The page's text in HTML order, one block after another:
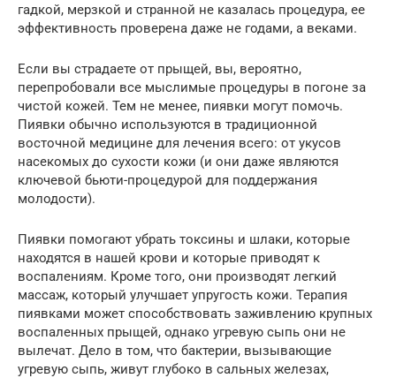
гадкой, мерзкой и странной не казалась процедура, ее
эффективность проверена даже не годами, а веками.
Если вы страдаете от прыщей, вы, вероятно,
перепробовали все мыслимые процедуры в погоне за
чистой кожей. Тем не менее, пиявки могут помочь.
Пиявки обычно используются в традиционной
восточной медицине для лечения всего: от укусов
насекомых до сухости кожи (и они даже являются
ключевой бьюти-процедурой для поддержания
молодости).
Пиявки помогают убрать токсины и шлаки, которые
находятся в нашей крови и которые приводят к
воспалениям. Кроме того, они производят легкий
массаж, который улучшает упругость кожи. Терапия
пиявками может способствовать заживлению крупных
воспаленных прыщей, однако угревую сыпь они не
вылечат. Дело в том, что бактерии, вызывающие
угревую сыпь, живут глубоко в сальных железах,